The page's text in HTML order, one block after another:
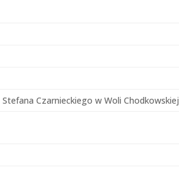
Czarnieckiego w Woli Chodkowskiej